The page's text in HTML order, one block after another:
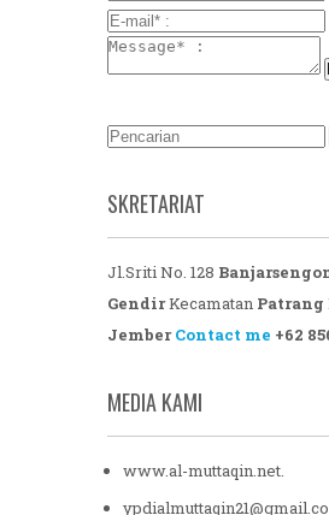
SKRETARIAT
Jl.Sriti No. 128
GendirKecamatan Patrang
JemberContact me +62
MEDIA KAMI
www.al-muttaqin.net.